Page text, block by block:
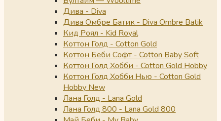
Дива - Diva
Дива Омбре Батик - Diva Ombre Batik
Кид Роял - Kid Royal
Коттон Голд - Cotton Gold
Коттон Беби Софт - Cotton Baby Soft
Коттон Голд Хобби - Cotton Gold Hobby
Коттон Голд Хобби Нью - Cotton Gold
Hobby New
Лана Голд - Lana Gold
Лана Голд 800 - Lana Gold 800